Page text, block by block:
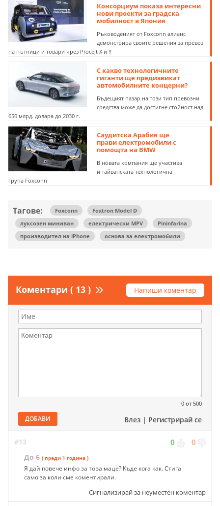
Консорциум показа интересни
нови проекти за градска
мобилност в Япония
Ръководеният от Foxconn алианс
демонстрира своите решения за превоз
на пътници и товари чрез Procejt X и Y
С какво технологичните
гиганти ще предизвикат
автомобилните концерни?
Бъдещият пазар на този тип превозни
средства може да достигне стойност над
650 млрд. долара до 2030 г.
Саудитска Арабия ще
прави електромобили с
помощта на BMW
В новата компания ще участива
и тайванската технологична
група Foxconn
Тагове: Foxconn
Foxtron Model D
луксозен миниван
електрически MPV
Pininfarina
производител на iPhone
основа за електромобили
Коментари ( 13 ) Напиши коментар
0 от 500
ДОБАВИ Влез | Регистрирай се
#13 0 0
До 6 ( преди 1 година )
Я дай повече инфо за това маце? Къде кога как. Стига
само за коли сме коментирали.
Сигнализирай за неуместен коментар